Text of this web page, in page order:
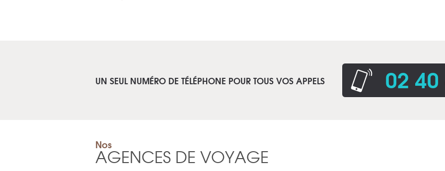
UN SEUL NUMÉRO DE TÉLÉPHONE POUR TOUS VOS APPELS 02
Nos
AGENCES DE VOYAGE